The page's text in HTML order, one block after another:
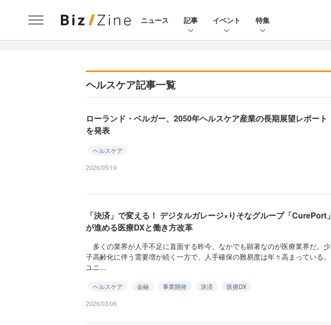
ニュース 記事 イベント 特集
ヘルスケア記事一覧
ローランド・ベルガー、2050年ヘルスケア産業の長期展望レポート
を発表
ヘルスケア
2026/05/19
「決済」で変える！ デジタルガレージ×りそなグループ「CurePort」
が進める医療DXと働き方改革
多くの業界が人手不足に直面する昨今、なかでも顕著なのが医療業界だ。少
子高齢化に伴う需要増が続く一方で、人手確保の難易度は年々高まっている。
ユニ...
ヘルスケア 金融 事業開発 決済
医療DX
2026/03/06